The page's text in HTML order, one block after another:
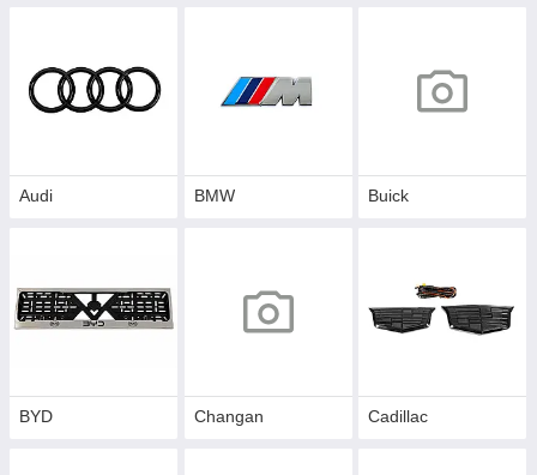
Audi BMW Buick
BYD Changan Cadillac